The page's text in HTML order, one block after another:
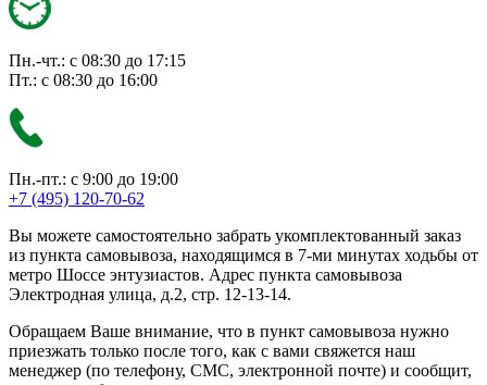
Пн.-чт.: с 08:30 до 17:15
Пт.: с 08:30 до 16:00
Пн.-пт.: с 9:00 до 19:00
+7 (495) 120-70-62
Вы можете самостоятельно забрать укомплектованный заказ
из пункта самовывоза, находящимся в 7-ми минутах ходьбы от
метро Шоссе энтузиастов. Адрес пункта самовывоза
Электродная улица, д.2, стр. 12-13-14.
Обращаем Ваше внимание, что в пункт самовывоза нужно
приезжать только после того, как с вами свяжется наш
менеджер (по телефону, СМС, электронной почте) и сообщит,